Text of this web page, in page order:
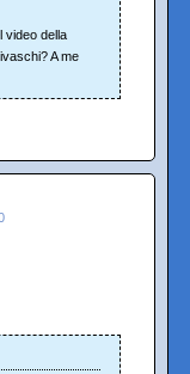
video della
A me